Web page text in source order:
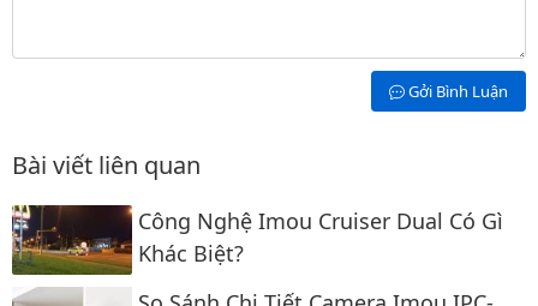
Gởi Bình Luận
Bài viết liên quan
Công Nghệ Imou Cruiser Dual Có Gì
Khác Biệt?